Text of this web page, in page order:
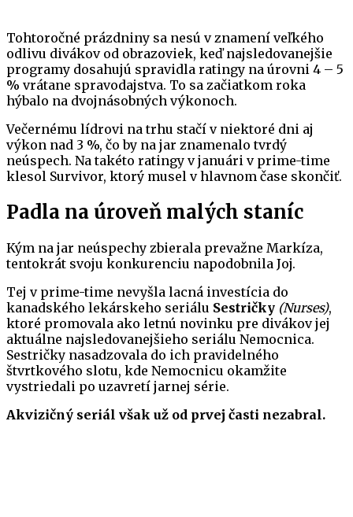
Tohtoročné prázdniny sa nesú v znamení veľkého
odlivu divákov od obrazoviek, keď najsledovanejšie
programy dosahujú spravidla ratingy na úrovni 4 – 5
% vrátane spravodajstva. To sa začiatkom roka
hýbalo na dvojnásobných výkonoch.
Večernému lídrovi na trhu stačí v niektoré dni aj
výkon nad 3 %, čo by na jar znamenalo tvrdý
neúspech. Na takéto ratingy v januári v prime-time
klesol Survivor, ktorý musel v hlavnom čase skončiť.
Padla na úroveň malých staníc
Kým na jar neúspechy zbierala prevažne Markíza,
tentokrát svoju konkurenciu napodobnila Joj.
Tej v prime-time nevyšla lacná investícia do
kanadského lekárskeho seriálu Sestričky (Nurses),
ktoré promovala ako letnú novinku pre divákov jej
aktuálne najsledovanejšieho seriálu Nemocnica.
Sestričky nasadzovala do ich pravidelného
štvrtkového slotu, kde Nemocnicu okamžite
vystriedali po uzavretí jarnej série.
Akvizičný seriál však už od prvej časti nezabral.